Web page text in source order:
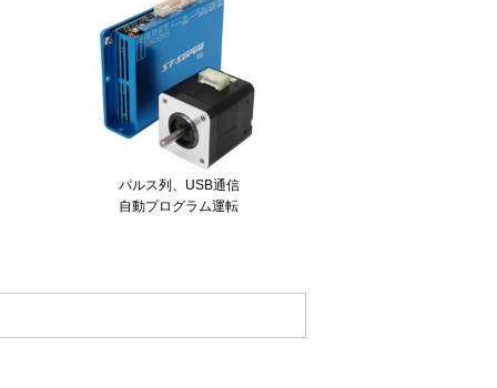
パルス列、USB通信
自動プログラム運転